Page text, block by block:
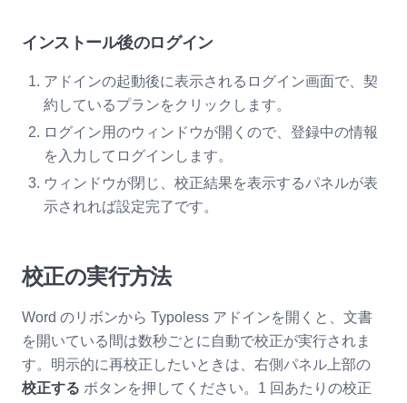
インストール後のログイン
アドインの起動後に表示されるログイン画面で、契
約しているプランをクリックします。
ログイン用のウィンドウが開くので、登録中の情報
を入力してログインします。
ウィンドウが閉じ、校正結果を表示するパネルが表
示されれば設定完了です。
校正の実行方法
Word のリボンから Typoless アドインを開くと、文書
を開いている間は数秒ごとに自動で校正が実行されま
す。明示的に再校正したいときは、右側パネル上部の
校正する ボタンを押してください。1 回あたりの校正